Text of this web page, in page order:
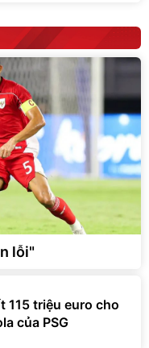
lỗi"
115 triệu euro cho
của PSG